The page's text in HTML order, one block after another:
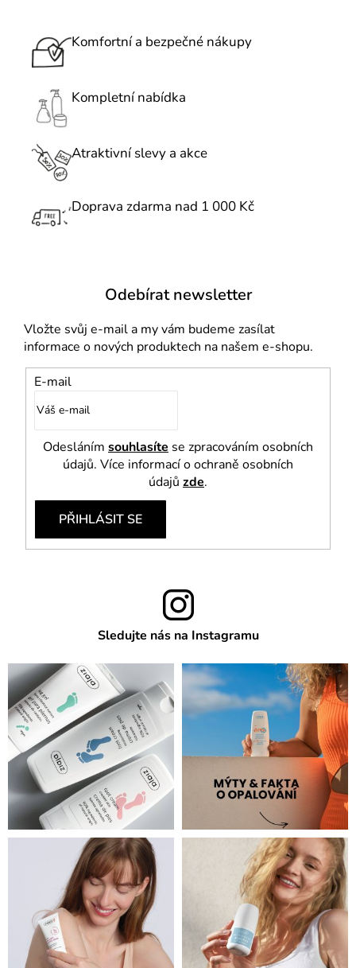
á
c
r
y
i
s
u
Komfortní a bezpečné nákupy
Kompletní nabídka
Atraktivní slevy a akce
Doprava zdarma nad 1 000 Kč
Odebírat newsletter
Vložte svůj e-mail a my vám budeme zasílat
informace o nových produktech na našem e-shopu.
E-mail
Odesláním souhlasíte se zpracováním osobních
údajů. Více informací o ochraně osobních
údajů zde.
PŘIHLÁSIT SE
Sledujte nás na Instagramu